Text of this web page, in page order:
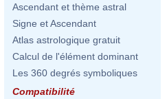
Ascendant et thème astral
Signe et Ascendant
Atlas astrologique gratuit
Calcul de l'élément dominant
Les 360 degrés symboliques
Compatibilité